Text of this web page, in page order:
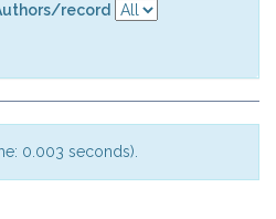
record
0.003 seconds).